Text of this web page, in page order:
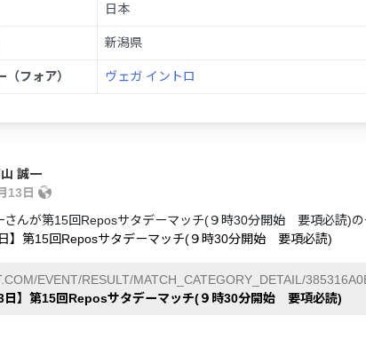
日本
新潟県
（フォア） ヴェガ イントロ
誠一
13日
さんが第15回Reposサタデーマッチ(９時30分開始 要項必読)の
日】第15回Reposサタデーマッチ(９時30分開始 要項必読)
EVENT/RESULT/MATCH_CATEGORY_DETAIL/
日】第15回Reposサタデーマッチ(９時30分開始 要項必読)